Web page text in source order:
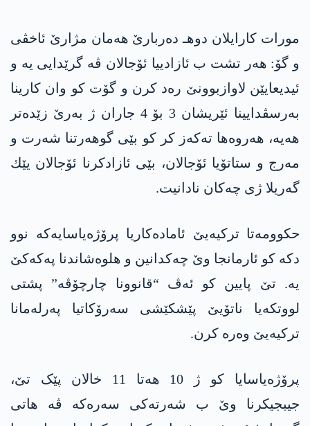
مورات كارایلان دوهـ ده‌ربارێ هه‌مان مژارێ ئاخڤی
و گۆ: هه‌ر تشت ب ئازادییا ئۆجالان ڤه‌ گرێدایی یه‌ و
ئیدیعایێن لاوازبوونێ ره‌د كرن و گۆت كو وان كارینا
به‌رسڤدایینا ئێریشان 3 بۆ 4 جاران ژ به‌رێ زێده‌تر
هه‌یه، هه‌روه‌ها ته‌كه‌ز كر كو بێی گوهه‌رتنا شه‌رت و
مه‌رج و ستاتۆیا ئۆجالان، بێی ئازادكرنا ئۆجالان یێك
گه‌ریلا ژی چه‌كان نادانیت‌.
حكوومه‌تا ترکیەیێ ئامادەکاریا پرۆژەیاسایەکە نوو
دکە کو ئارمانجا وێ چەکدانین و ھلوەشاندنا په‌كه‌كێ
یە. تێ پایین کو ئەڤ “قانوونا چارچۆڤە” پشتی
لووتکەیا ناتۆیێ پێشکێشی سەرۆکاتیا پەرلەمانا
ترکیەیێ وەرە کرن.
پرۆژەیاسایا کو ژ 10 ھەتا 11 خالان پێک تێ،
جیبجیکرنا وێ ب شەرتەکی سەرەکە ڤە ھاتی